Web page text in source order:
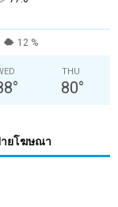
12 %
°
THU
80°
ยโฆษณา